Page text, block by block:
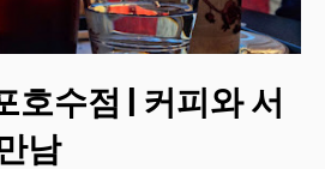
호수점 | 커피와 서
남